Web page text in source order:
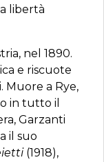
libertà
nel 1890.
e riscuote
Muore a Rye,
in tutto il
Garzanti
il suo
(1918),